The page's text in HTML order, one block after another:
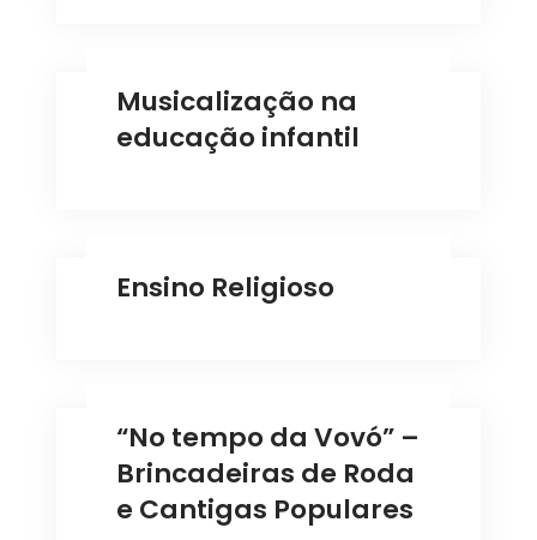
Musicalização na
educação infantil
Ensino Religioso
“No tempo da Vovó” –
Brincadeiras de Roda
e Cantigas Populares